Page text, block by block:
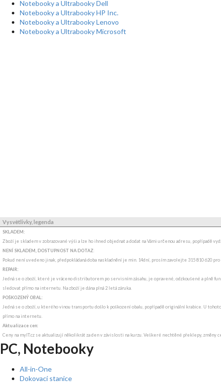
Notebooky a Ultrabooky Dell
Notebooky a Ultrabooky HP Inc.
Notebooky a Ultrabooky Lenovo
Notebooky a Ultrabooky Microsoft
Vysvětlivky, legenda
SKLADEM:
Zboží je skladem v zobrazované výši a lze ho ihned objednat a dodat na Vámi určenou adresu, popřípadě
NENÍ SKLADEM, DOSTUPNOST NA DOTAZ:
Pokud není uvedeno jinak, předpokládaná doba naskladnění je min. 14dní, prosím zavolejte 315 810 620
REPAIR:
Jedná se o zboží, které je vráceno distributorem po servisním zásahu, je opravené, odzkoušené a plně
sledovat přímo na internetu. Na zboží je dána plná 2 letá záruka.
POŠKOZENÝ OBAL:
Jedná se o zboží, u kterého vinou transportu došlo k poškození obalu, popřípadě originální krabice. U
přímo na internetu.
Aktualizace cen:
Ceny na myIT.cz se aktualizují několikrát za den v závislosti na kurzu. Veškeré nechtěné překlepy, změny
PC, Notebooky
All-in-One
Dokovací stanice